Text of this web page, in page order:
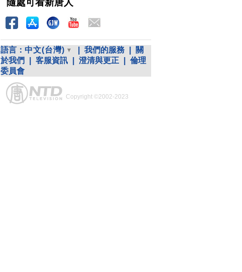
隨處可看新唐人
語言： 中文(台灣) 我們的服務
關
於我們
客服資訊 澄清與更正
倫理
委員會
Copyright ©2002-2023